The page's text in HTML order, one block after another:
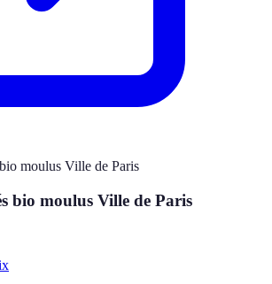
bio moulus Ville de Paris